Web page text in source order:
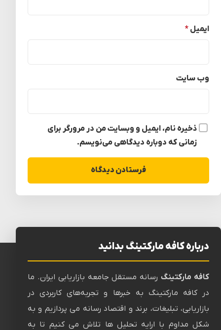
ایمیل *
وب‌ سایت
ذخیره نام، ایمیل و وبسایت من در مرورگر برای
زمانی که دوباره دیدگاهی می‌نویسم.
درباره کافه مارکتینگ بدانید
کافه مارکتینگرسانه‌ مستقل جامعه بازاریابی ایران. ما
در کافه مارکتینگ به خبرها و تجربه‌های کاربردی در
بازاریابی، تبلیغات، برند و اقتصاد رسانه می پردازیم و به
شکل مداوم با ارایه تحلیل ها تلاش می کنیم تا به